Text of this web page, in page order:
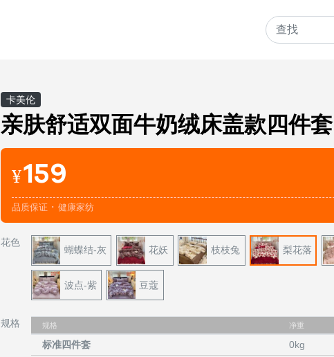
卡美伦
亲肤舒适双面牛奶绒床盖款四件套
¥159
品质保证 ･ 健康家纺
花色
蝴蝶结-灰 花妖 枝枝兔 梨花落
波点-紫 豆蔻
规格 规格 净重
标准四件套 0kg